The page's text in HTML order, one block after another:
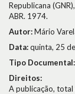
Republicana
ABR. 1974.
Autor:Mário
Data:quinta, 25
Tipo Documental:
Direitos:
A publicação,